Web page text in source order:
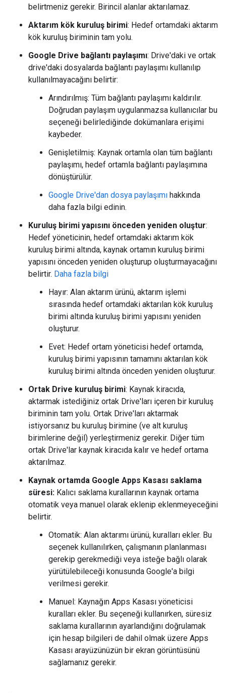
belirtmeniz gerekir. Birincil alanlar aktarılamaz.
Aktarım kök kuruluş birimi: Hedef ortamdaki aktarım
kök kuruluş biriminin tam yolu.
Google Drive bağlantı paylaşımı: Drive'daki ve ortak
drive'daki dosyalarda bağlantı paylaşımı kullanılıp
kullanılmayacağını belirtir:
Arındırılmış: Tüm bağlantı paylaşımı kaldırılır.
Doğrudan paylaşım uygulanmazsa kullanıcılar bu
seçeneği belirlediğinde dokümanlara erişimi
kaybeder.
Genişletilmiş: Kaynak ortamla olan tüm bağlantı
paylaşımı, hedef ortamla bağlantı paylaşımına
dönüştürülür.
Google Drive'dan dosya paylaşımı hakkında
daha fazla bilgi edinin.
Kuruluş birimi yapısını önceden yeniden oluştur:
Hedef yöneticinin, hedef ortamdaki aktarım kök
kuruluş birimi altında, kaynak ortamın kuruluş birimi
yapısını önceden yeniden oluşturup oluşturmayacağını
belirtir. Daha fazla bilgi
Hayır: Alan aktarım ürünü, aktarım işlemi
sırasında hedef ortamdaki aktarılan kök kuruluş
birimi altında kuruluş birimi yapısını yeniden
oluşturur.
Evet: Hedef ortam yöneticisi hedef ortamda,
kuruluş birimi yapısının tamamını aktarılan kök
kuruluş birimi altında önceden yeniden oluşturur.
Ortak Drive kuruluş birimi: Kaynak kiracıda,
aktarmak istediğiniz ortak Drive'ları içeren bir kuruluş
biriminin tam yolu. Ortak Drive'ları aktarmak
istiyorsanız bu kuruluş birimine (ve alt kuruluş
birimlerine değil) yerleştirmeniz gerekir. Diğer tüm
ortak Drive'lar kaynak kiracıda kalır ve hedef ortama
aktarılmaz.
Kaynak ortamda Google Apps Kasası saklama
süresi: Kalıcı saklama kurallarının kaynak ortama
otomatik veya manuel olarak eklenip eklenmeyeceğini
belirtir.
Otomatik: Alan aktarımı ürünü, kuralları ekler. Bu
seçenek kullanılırken, çalışmanın planlanması
gerekip gerekmediği veya isteğe bağlı olarak
yürütülebileceği konusunda Google'a bilgi
verilmesi gerekir.
Manuel: Kaynağın Apps Kasası yöneticisi
kuralları ekler. Bu seçeneği kullanırken, süresiz
saklama kurallarının ayarlandığını doğrulamak
için hesap bilgileri de dahil olmak üzere Apps
Kasası arayüzünüzün bir ekran görüntüsünü
sağlamanız gerekir.